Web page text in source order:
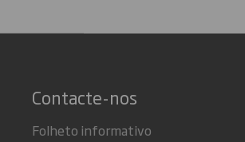
Contacte-nos
Folheto informativo